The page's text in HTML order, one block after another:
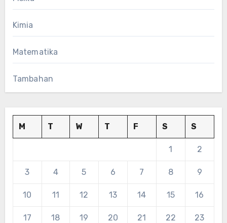
Kimia
Matematika
Tambahan
M T W T F S S
1 2
3 4 5 6 7 8 9
10 11 12 13 14 15 16
17 18 19 20 21 22 23